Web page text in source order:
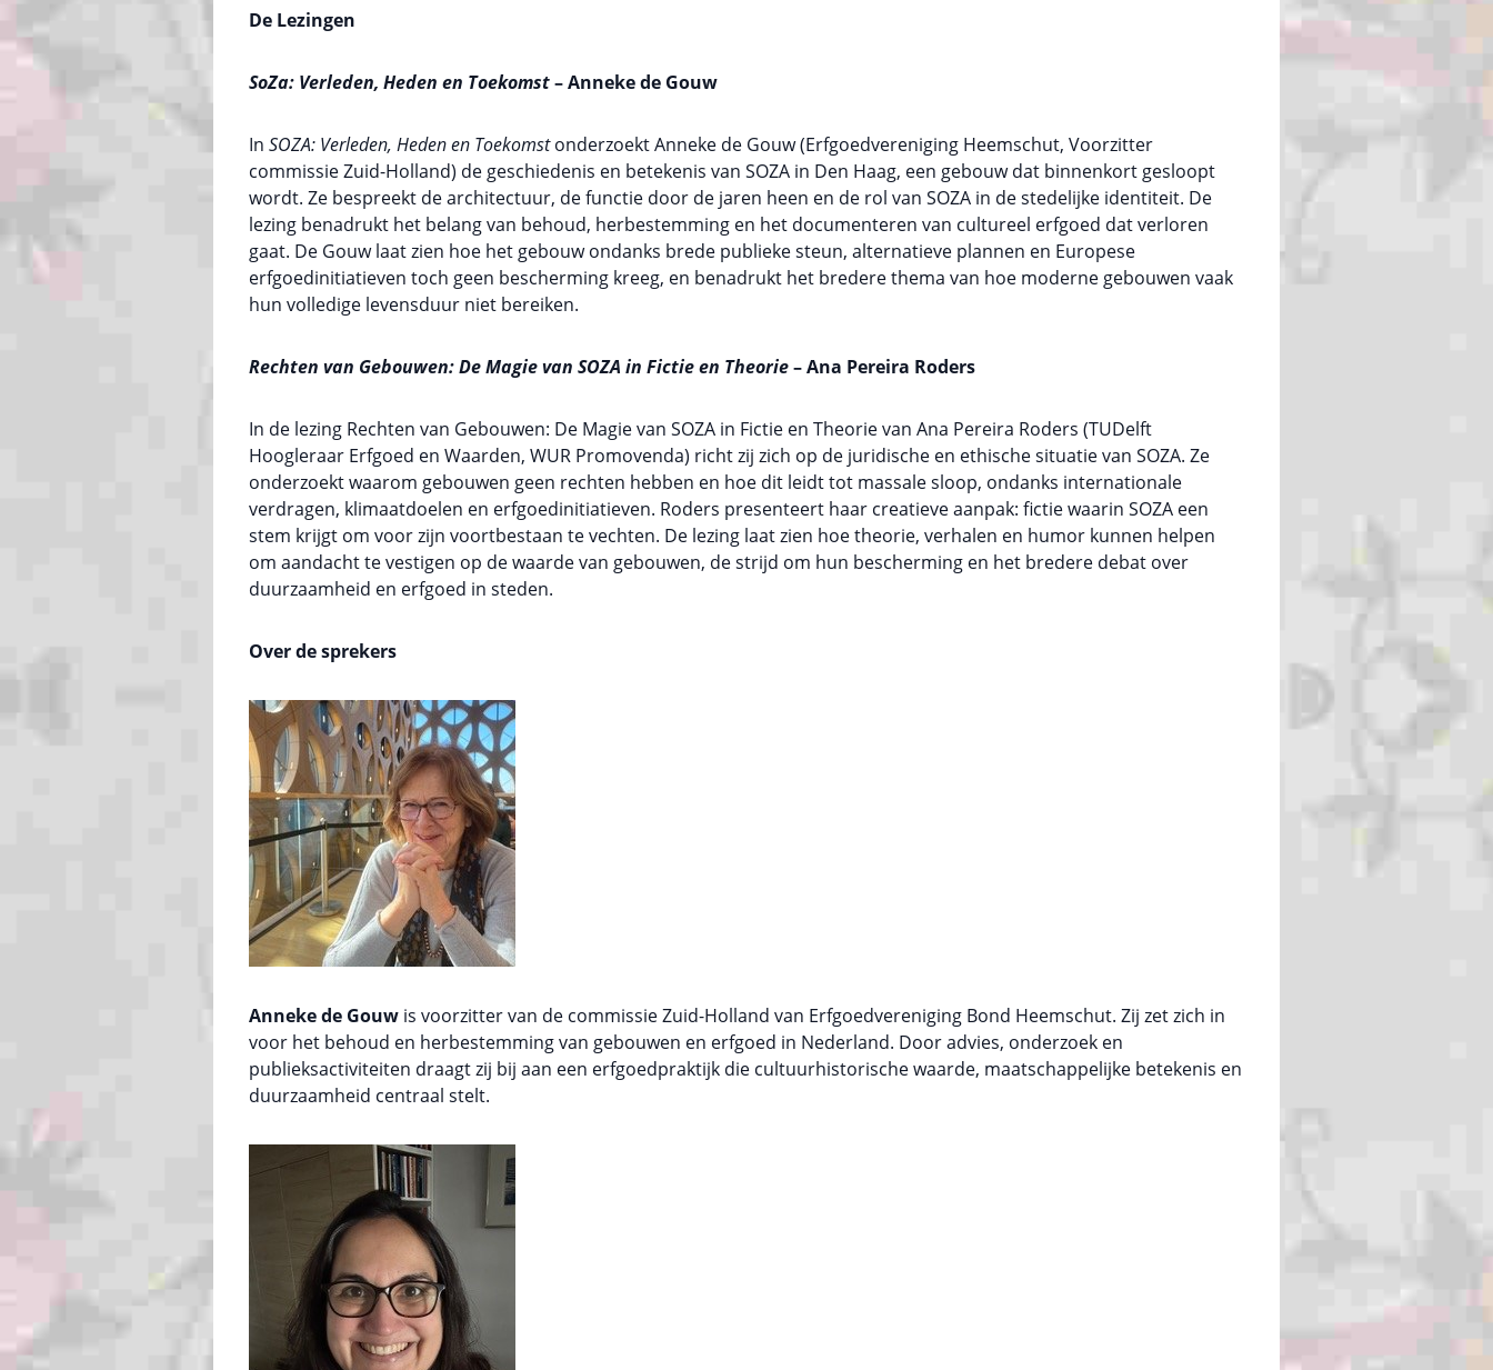
De Lezingen
SoZa: Verleden, Heden en Toekomst– Anneke de Gouw
In SOZA: Verleden, Heden en Toekomstonderzoekt Anneke de Gouw (Erfgoedvereniging Heemschut, Voorzitter
commissie Zuid-Holland) de geschiedenis en betekenis van SOZA in Den Haag, een gebouw dat binnenkort gesloopt
wordt. Ze bespreekt de architectuur, de functie door de jaren heen en de rol van SOZA in de stedelijke identiteit. De
lezing benadrukt het belang van behoud, herbestemming en het documenteren van cultureel erfgoed dat verloren
gaat. De Gouw laat zien hoe het gebouw ondanks brede publieke steun, alternatieve plannen en Europese
erfgoedinitiatieven toch geen bescherming kreeg, en benadrukt het bredere thema van hoe moderne gebouwen vaak
hun volledige levensduur niet bereiken.
Rechten van Gebouwen: De Magie van SOZA in Fictie en Theorie– Ana Pereira Roders
In de lezing Rechten van Gebouwen: De Magie van SOZA in Fictie en Theorie van Ana Pereira Roders (TUDelft
Hoogleraar Erfgoed en Waarden, WUR Promovenda) richt zij zich op de juridische en ethische situatie van SOZA. Ze
onderzoekt waarom gebouwen geen rechten hebben en hoe dit leidt tot massale sloop, ondanks internationale
verdragen, klimaatdoelen en erfgoedinitiatieven. Roders presenteert haar creatieve aanpak: fictie waarin SOZA een
stem krijgt om voor zijn voortbestaan te vechten. De lezing laat zien hoe theorie, verhalen en humor kunnen helpen
om aandacht te vestigen op de waarde van gebouwen, de strijd om hun bescherming en het bredere debat over
duurzaamheid en erfgoed in steden.
Over de sprekers
Anneke de Gouw is voorzitter van de commissie Zuid-Holland van Erfgoedvereniging Bond Heemschut. Zij zet zich in
voor het behoud en herbestemming van gebouwen en erfgoed in Nederland. Door advies, onderzoek en
publieksactiviteiten draagt zij bij aan een erfgoedpraktijk die cultuurhistorische waarde, maatschappelijke betekenis en
duurzaamheid centraal stelt.